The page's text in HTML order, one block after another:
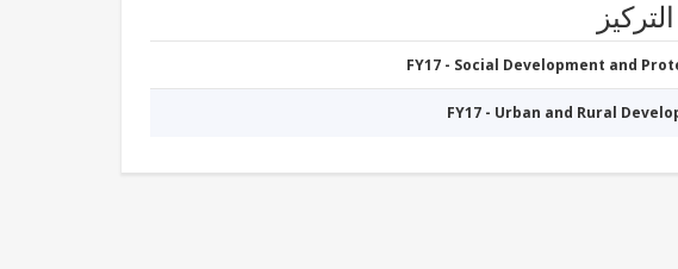
FY17 - Social Development and
FY17 - Urban and Rural